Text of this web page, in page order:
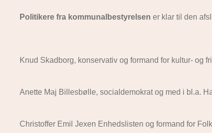
Politikere fra kommunalbestyrelsen er klar til den
Knud Skadborg, konservativ og formand for kultur- og
Anette Maj Billesbølle, socialdemokrat og med i bl.a.
Christoffer Emil Jexen Enhedslisten og formand for